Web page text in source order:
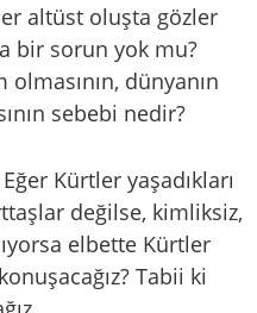
altüst oluşta gözler
bir sorun yok mu?
dünyanın
sebebi nedir?
Kürtler yaşadıkları
değilse, kimliksiz,
elbette Kürtler
Tabii ki